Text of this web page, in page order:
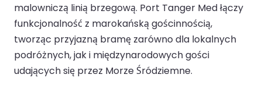
malowniczą linią brzegową. Port Tanger Med łączy
funkcjonalność z marokańską gościnnością,
tworząc przyjazną bramę zarówno dla lokalnych
podróżnych, jak i międzynarodowych gości
udających się przez Morze Śródziemne.